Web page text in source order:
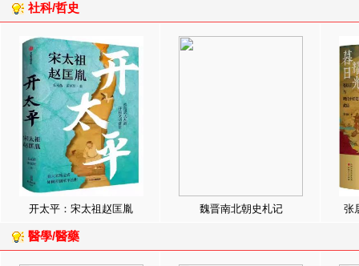
社科/哲史
开太平：宋太祖赵匡胤 魏晋南北朝史札记 张
醫學/醫藥